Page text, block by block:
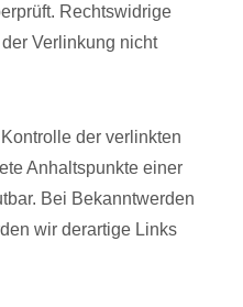
Rechtswidrige
Verlinkung nicht
der verlinkten
Anhaltspunkte einer
Bei Bekanntwerden
wir derartige Links